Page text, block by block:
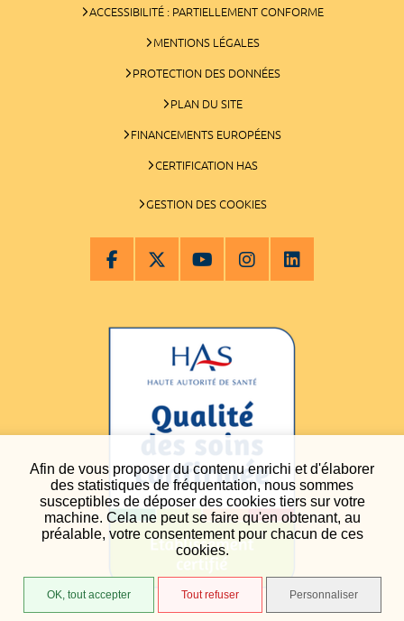
Afin de vous proposer du contenu enrichi et d'élaborer
des statistiques de fréquentation, nous sommes
susceptibles de déposer des cookies tiers sur votre
machine. Cela ne peut se faire qu'en obtenant, au
préalable, votre consentement pour chacun de ces
cookies.
OK, tout accepter Tout refuser Personnaliser
ACCESSIBILITÉ : PARTIELLEMENT CONFORME
MENTIONS LÉGALES
PROTECTION DES DONNÉES
PLAN DU SITE
FINANCEMENTS EUROPÉENS
CERTIFICATION HAS
GESTION DES COOKIES